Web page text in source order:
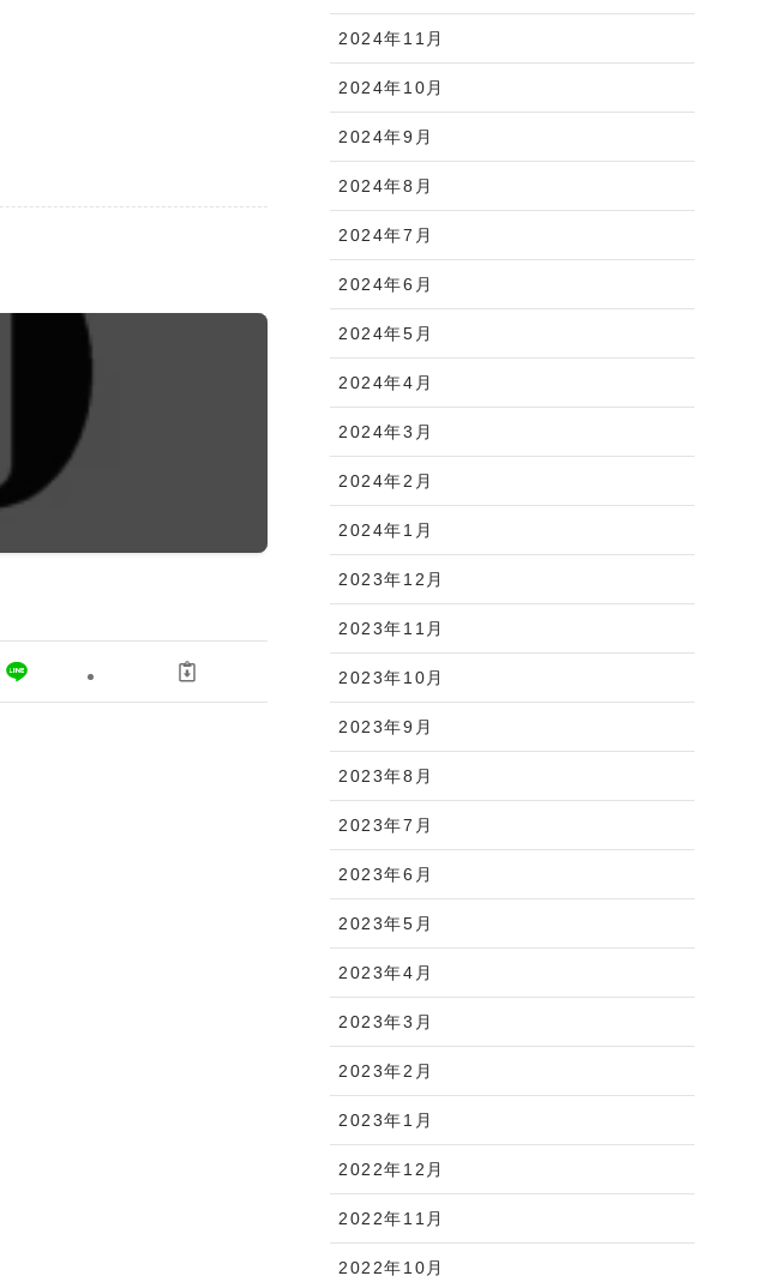
2024年11月
2024年10月
2024年9月
2024年8月
2024年7月
2024年6月
2024年5月
2024年4月
2024年3月
2024年2月
2024年1月
2023年12月
2023年11月
2023年10月
2023年9月
2023年8月
2023年7月
2023年6月
2023年5月
2023年4月
2023年3月
2023年2月
2023年1月
2022年12月
2022年11月
2022年10月